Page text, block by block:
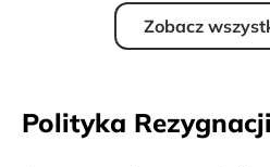
Zobacz
Polityka Rezygnacji